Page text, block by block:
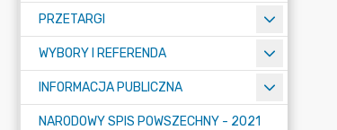
PRZETARGI
WYBORY I REFERENDA
INFORMACJA PUBLICZNA
NARODOWY SPIS POWSZECHNY - 2021